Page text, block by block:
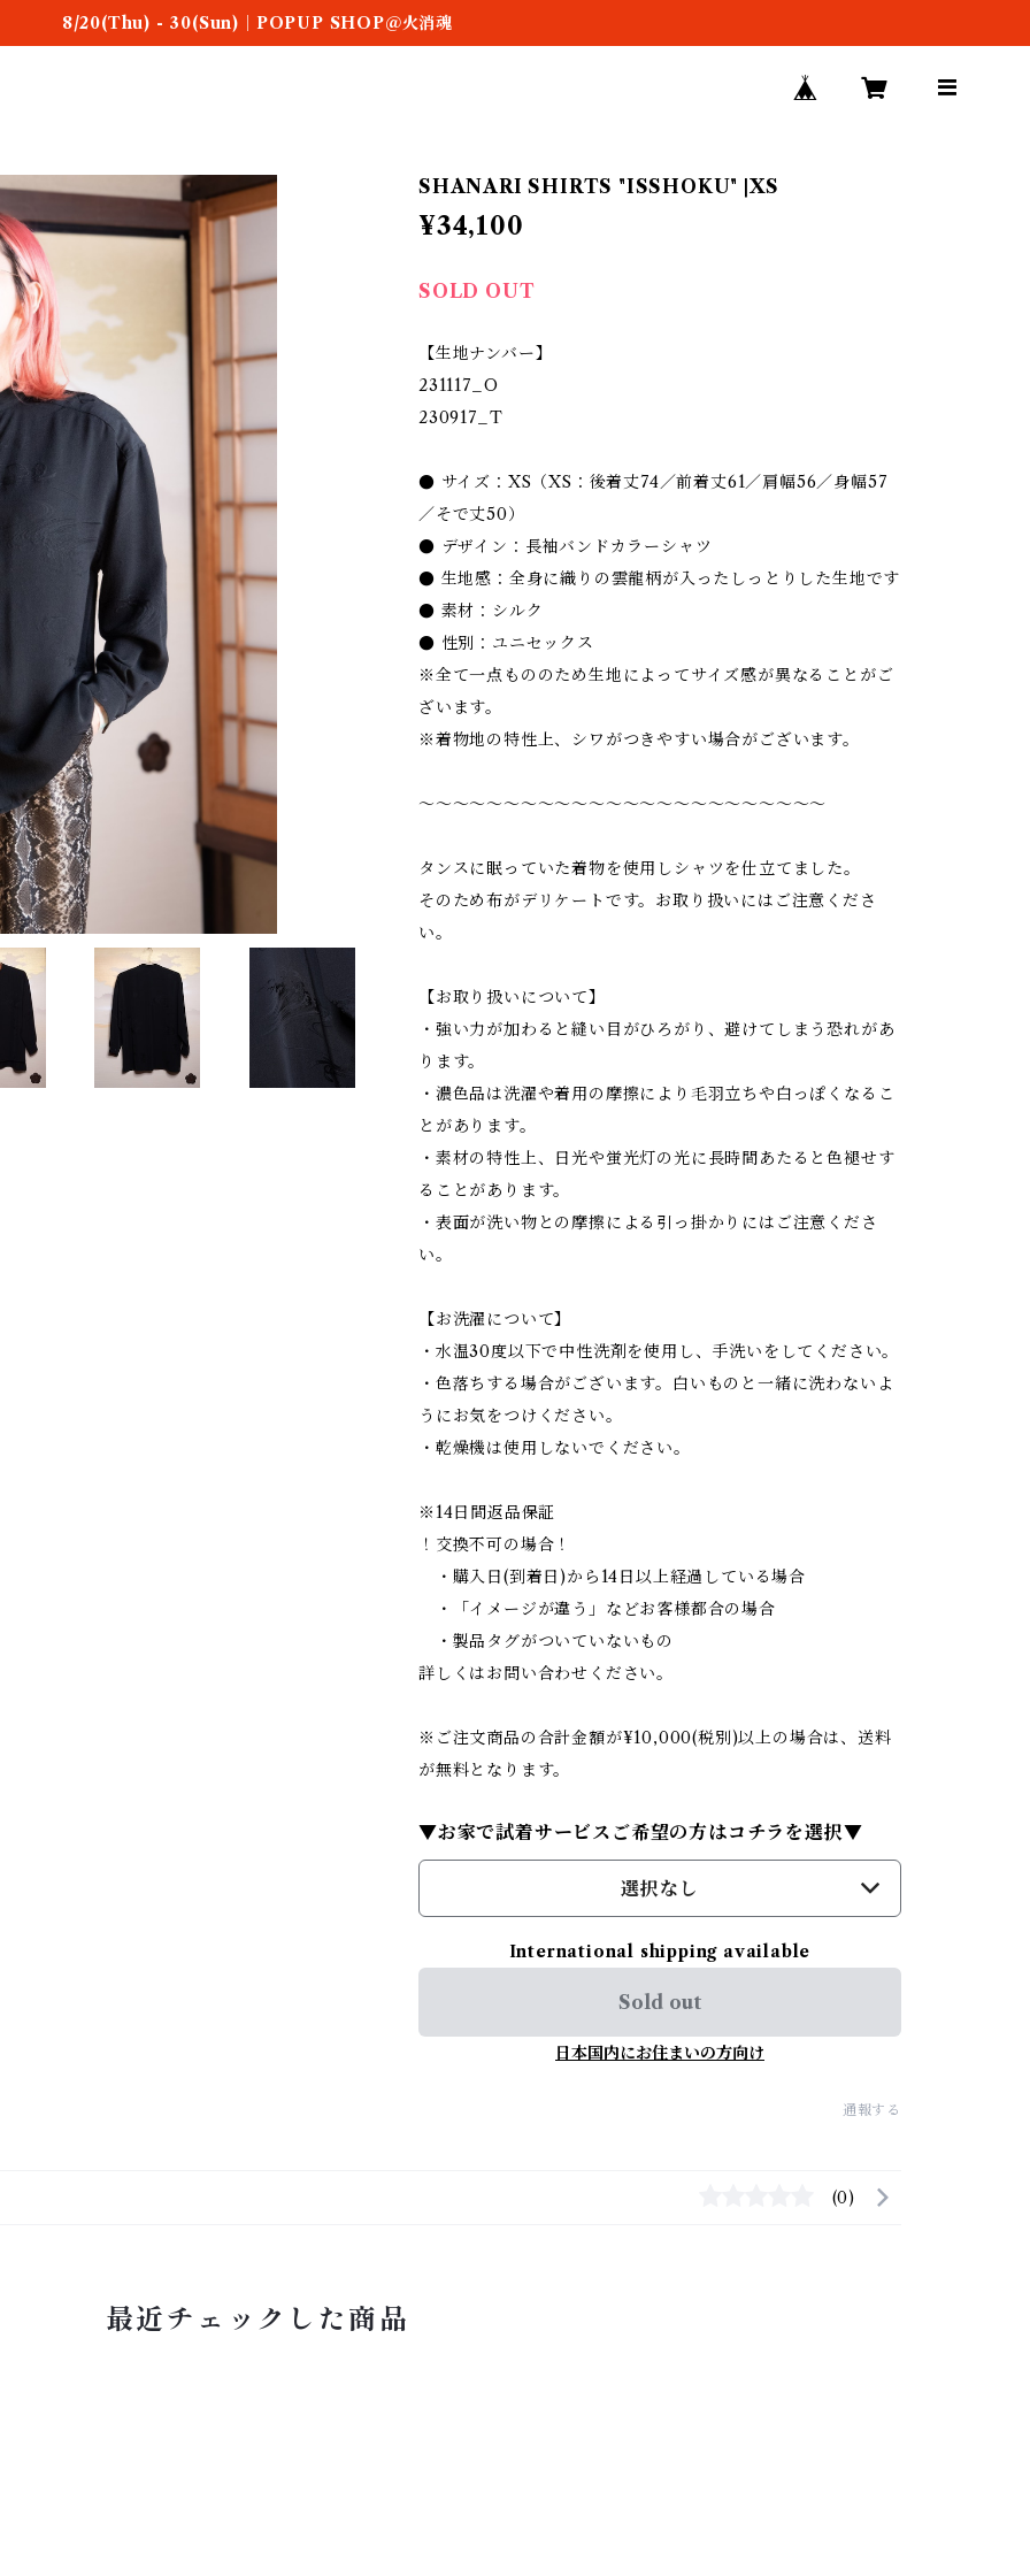
8/20(Thu) - 30(Sun)｜POPUP SHOP＠火消魂
SHANARI SHIRTS "ISSHOKU" |XS
¥34,100
SOLD OUT
【生地ナンバー】
231117_O
230917_T
● サイズ：XS（XS：後着丈74／前着丈61／肩幅56／身幅57
／そで丈50）
● デザイン：長袖バンドカラーシャツ
● 生地感：全身に織りの雲龍柄が入ったしっとりした生地です
● 素材：シルク
● 性別：ユニセックス
※全て一点もののため生地によってサイズ感が異なることがご
ざいます。
※着物地の特性上、シワがつきやすい場合がございます。
〜〜〜〜〜〜〜〜〜〜〜〜〜〜〜〜〜〜〜〜〜〜〜〜
タンスに眠っていた着物を使用しシャツを仕立てました。
そのため布がデリケートです。お取り扱いにはご注意くださ
い。
【お取り扱いについて】
・強い力が加わると縫い目がひろがり、避けてしまう恐れがあ
ります。
・濃色品は洗濯や着用の摩擦により毛羽立ちや白っぽくなるこ
とがあります。
・素材の特性上、日光や蛍光灯の光に長時間あたると色褪せす
ることがあります。
・表面が洗い物との摩擦による引っ掛かりにはご注意くださ
い。
【お洗濯について】
・水温30度以下で中性洗剤を使用し、手洗いをしてください。
・色落ちする場合がございます。白いものと一緒に洗わないよ
うにお気をつけください。
・乾燥機は使用しないでください。
※14日間返品保証
！交換不可の場合！
・購入日(到着日)から14日以上経過している場合
・「イメージが違う」などお客様都合の場合
・製品タグがついていないもの
詳しくはお問い合わせください。
※ご注文商品の合計金額が¥10,000(税別)以上の場合は、送料
が無料となります。
▼お家で試着サービスご希望の方はコチラを選択▼
選択なし
International shipping available
Sold out
日本国内にお住まいの方向け
通報する
(0)
最近チェックした商品